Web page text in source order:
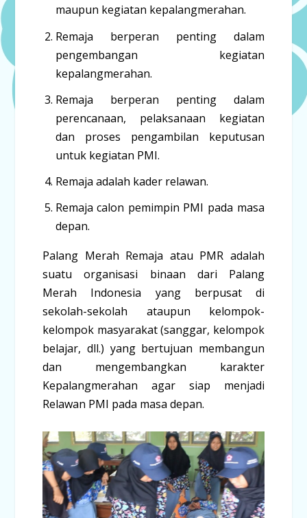
maupun kegiatan kepalangmerahan.
Remaja berperan penting dalam
pengembangan kegiatan
kepalangmerahan.
Remaja berperan penting dalam
perencanaan, pelaksanaan kegiatan
dan proses pengambilan keputusan
untuk kegiatan PMI.
Remaja adalah kader relawan.
Remaja calon pemimpin PMI pada masa
depan.
Palang Merah Remaja atau PMR adalah
suatu organisasi binaan dari Palang
Merah Indonesia yang berpusat di
sekolah-sekolah ataupun kelompok-
kelompok masyarakat (sanggar, kelompok
belajar, dll.) yang bertujuan membangun
dan mengembangkan karakter
Kepalangmerahan agar siap menjadi
Relawan PMI pada masa depan.